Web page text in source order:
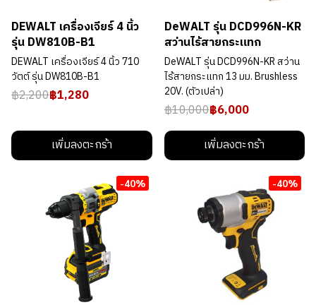
DEWALT เครื่องเจียร์ 4 นิ้ว
รุ่น DW810B-B1
DEWALT เครื่องเจียร์ 4 นิ้ว 710
วัตต์ รุ่น DW810B-B1
฿2,200฿1,280
เพิ่มลงตะกร้า
DeWALT รุ่น DCD996N-KR
สว่านไร้สายกระแทก
DeWALT รุ่น DCD996N-KR สว่าน
ไร้สายกระแทก 13 มม. Brushless
20V. (ตัวเปล่า)
฿10,000฿6,000
เพิ่มลงตะกร้า
-40% -40%